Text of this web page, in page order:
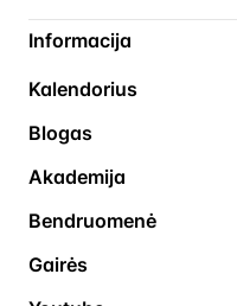
Informacija
Kalendorius
Blogas
Akademija
Bendruomenė
Gairės